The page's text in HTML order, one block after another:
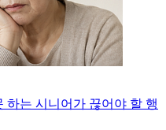
하는 시니어가 끊어야 할 행